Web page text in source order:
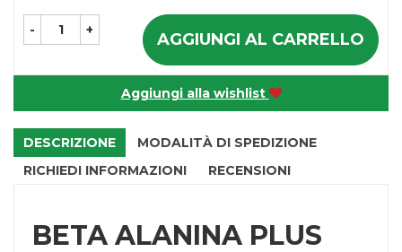
- + AGGIUNGI AL CARRELLO
Aggiungi alla wishlist
DESCRIZIONE
MODALITÀ DI SPEDIZIONE
RICHIEDI INFORMAZIONI
RECENSIONI
BETA ALANINA PLUS